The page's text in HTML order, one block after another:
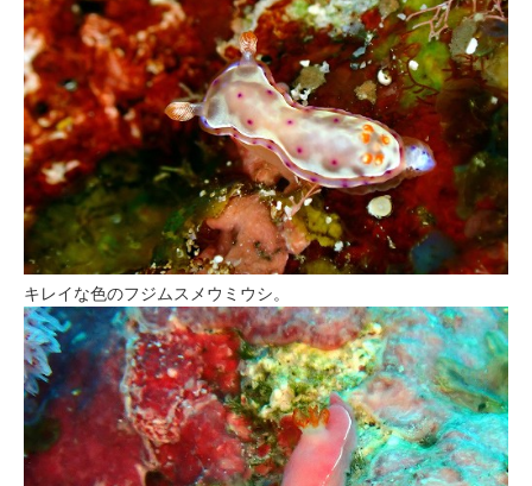
キレイな色のフジムスメウミウシ。